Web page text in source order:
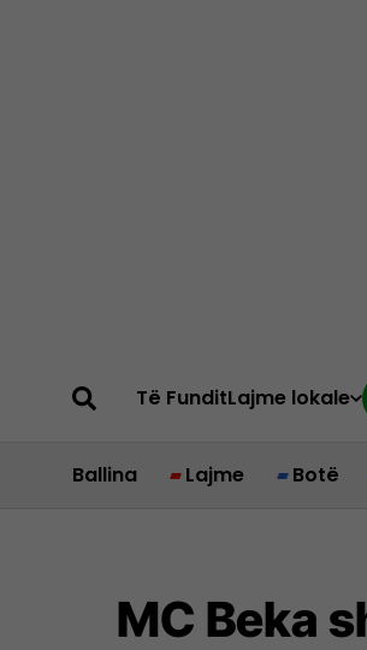
Të FunditLajme lokale
Ballina Lajme Botë
MC Beka